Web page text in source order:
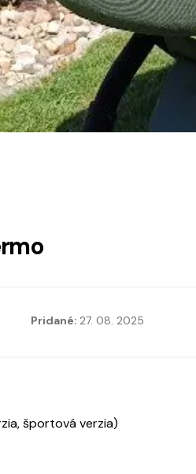
Pridané: 27. 08. 2025
športová verzia)